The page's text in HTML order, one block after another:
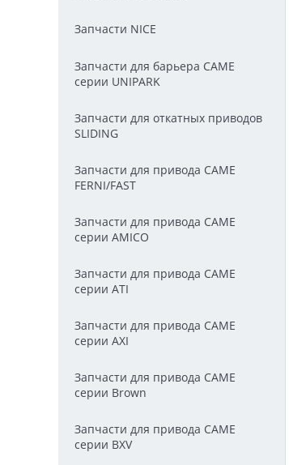
Запчасти NICE
Запчасти для барьера CAME
серии UNIPARK
Запчасти для откатных приводов
SLIDING
Запчасти для привода CAME
FERNI/FAST
Запчасти для привода CAME
серии AMICO
Запчасти для привода CAME
серии ATI
Запчасти для привода CAME
серии AXI
Запчасти для привода CAME
серии Brown
Запчасти для привода CAME
серии BXV